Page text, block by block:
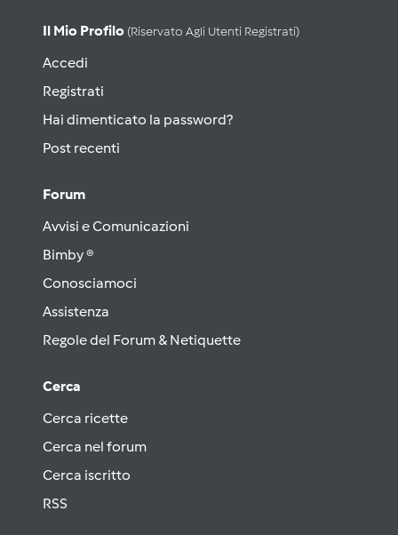
Il Mio Profilo (riservato Agli Utenti Registrati)
Accedi
Registrati
Hai dimenticato la password?
Post recenti
Forum
Avvisi e Comunicazioni
Bimby ®
Conosciamoci
Assistenza
Regole del Forum & Netiquette
Cerca
Cerca ricette
Cerca nel forum
Cerca iscritto
RSS